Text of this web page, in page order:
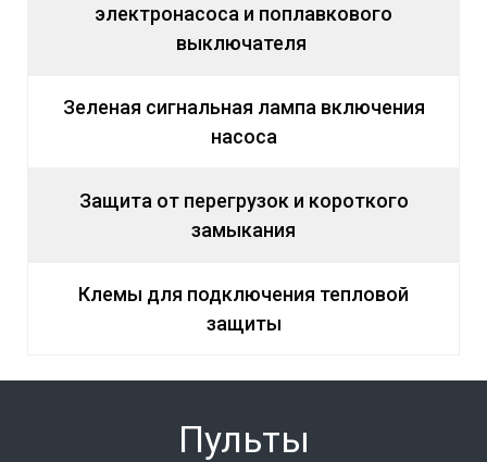
электронасоса и поплавкового
выключателя
Зеленая сигнальная лампа включения
насоса
Защита от перегрузок и короткого
замыкания
Клемы для подключения тепловой
защиты
Пульты